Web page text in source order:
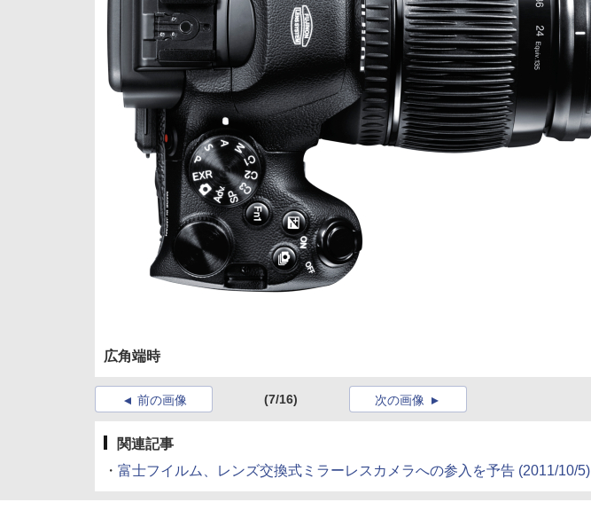
広角端時
前の画像 (7/16) 次の画像
関連記事
・ 富士フイルム、レンズ交換式ミラーレスカメラへの参入を予告 (2011/10/5)